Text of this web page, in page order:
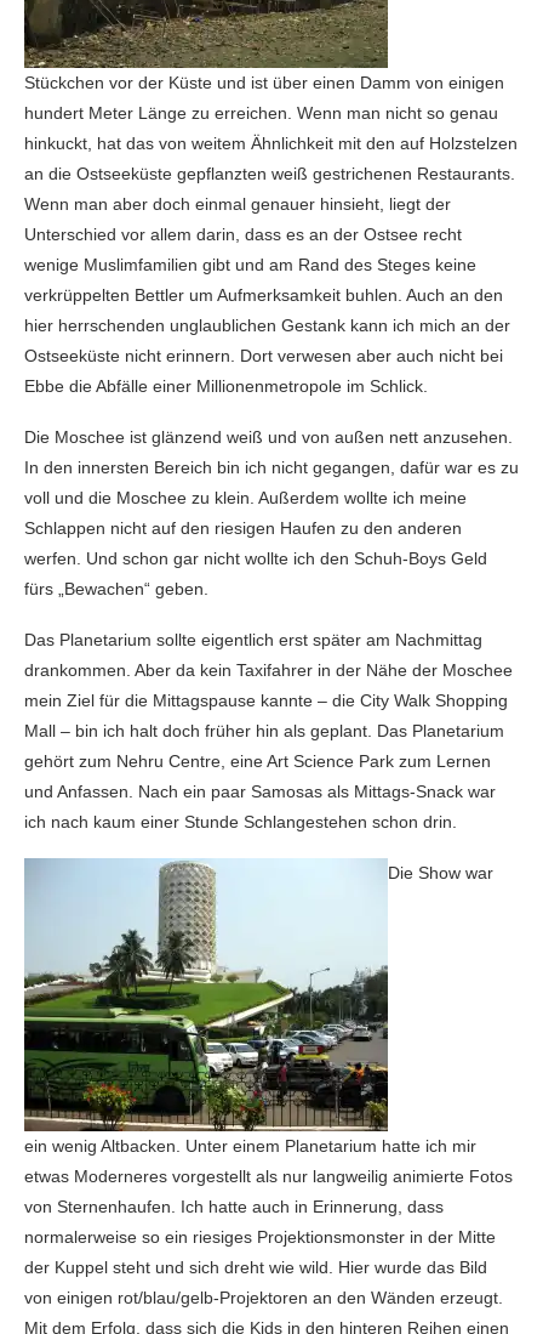
Stückchen vor der Küste und ist über einen Damm von einigen
hundert Meter Länge zu erreichen. Wenn man nicht so genau
hinkuckt, hat das von weitem Ähnlichkeit mit den auf Holzstelzen
an die Ostseeküste gepflanzten weiß gestrichenen Restaurants.
Wenn man aber doch einmal genauer hinsieht, liegt der
Unterschied vor allem darin, dass es an der Ostsee recht
wenige Muslimfamilien gibt und am Rand des Steges keine
verkrüppelten Bettler um Aufmerksamkeit buhlen. Auch an den
hier herrschenden unglaublichen Gestank kann ich mich an der
Ostseeküste nicht erinnern. Dort verwesen aber auch nicht bei
Ebbe die Abfälle einer Millionenmetropole im Schlick.
Die Moschee ist glänzend weiß und von außen nett anzusehen.
In den innersten Bereich bin ich nicht gegangen, dafür war es zu
voll und die Moschee zu klein. Außerdem wollte ich meine
Schlappen nicht auf den riesigen Haufen zu den anderen
werfen. Und schon gar nicht wollte ich den Schuh-Boys Geld
fürs „Bewachen“ geben.
Das Planetarium sollte eigentlich erst später am Nachmittag
drankommen. Aber da kein Taxifahrer in der Nähe der Moschee
mein Ziel für die Mittagspause kannte – die City Walk Shopping
Mall – bin ich halt doch früher hin als geplant. Das Planetarium
gehört zum Nehru Centre, eine Art Science Park zum Lernen
und Anfassen. Nach ein paar Samosas als Mittags-Snack war
ich nach kaum einer Stunde Schlangestehen schon drin.
Die Show war
ein wenig Altbacken. Unter einem Planetarium hatte ich mir
etwas Moderneres vorgestellt als nur langweilig animierte Fotos
von Sternenhaufen. Ich hatte auch in Erinnerung, dass
normalerweise so ein riesiges Projektionsmonster in der Mitte
der Kuppel steht und sich dreht wie wild. Hier wurde das Bild
von einigen rot/blau/gelb-Projektoren an den Wänden erzeugt.
Mit dem Erfolg, dass sich die Kids in den hinteren Reihen einen